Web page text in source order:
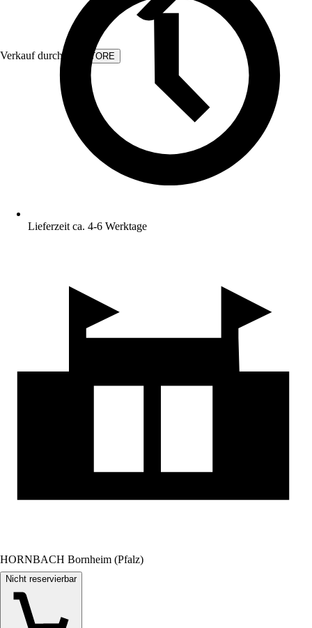
Verkauf durch: KVSTORE
Lieferzeit ca. 4-6 Werktage
HORNBACH Bornheim (Pfalz)
Nicht reservierbar